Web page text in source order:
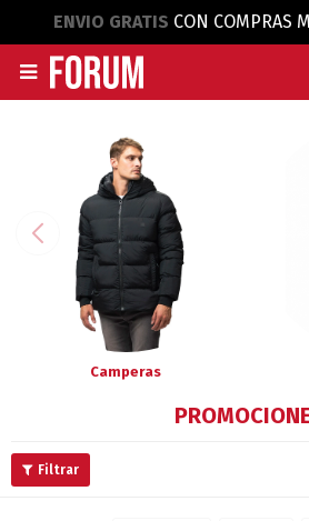
ENVIO GRATIS CON COMPRAS

Camperas